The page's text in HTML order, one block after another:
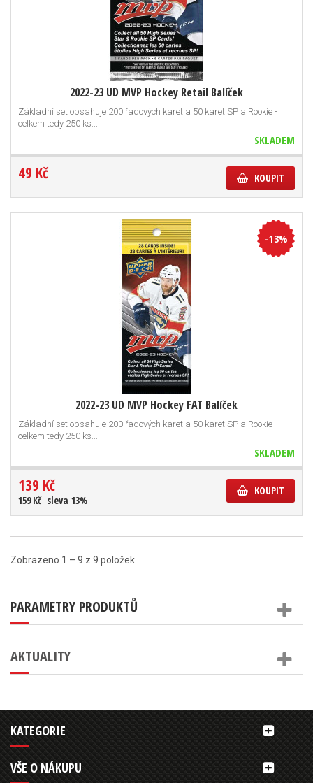
2022-23 UD MVP Hockey Retail Balíček
Základní set obsahuje 200 řadových karet a 50 karet SP a Rookie -
celkem tedy 250 ks...
SKLADEM
49 Kč KOUPIT
-13%
2022-23 UD MVP Hockey FAT Balíček
Základní set obsahuje 200 řadových karet a 50 karet SP a Rookie -
celkem tedy 250 ks...
SKLADEM
139 Kč
159 Kč sleva 13%
KOUPIT
Zobrazeno 1 – 9 z 9 položek
PARAMETRY PRODUKTŮ
AKTUALITY
KATEGORIE
VŠE O NÁKUPU